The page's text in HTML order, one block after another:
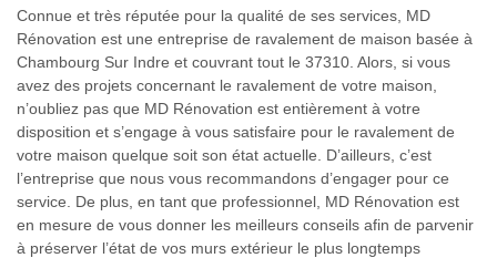
Connue et très réputée pour la qualité de ses services, MD
Rénovation est une entreprise de ravalement de maison basée à
Chambourg Sur Indre et couvrant tout le 37310. Alors, si vous
avez des projets concernant le ravalement de votre maison,
n’oubliez pas que MD Rénovation est entièrement à votre
disposition et s’engage à vous satisfaire pour le ravalement de
votre maison quelque soit son état actuelle. D’ailleurs, c’est
l’entreprise que nous vous recommandons d’engager pour ce
service. De plus, en tant que professionnel, MD Rénovation est
en mesure de vous donner les meilleurs conseils afin de parvenir
à préserver l’état de vos murs extérieur le plus longtemps